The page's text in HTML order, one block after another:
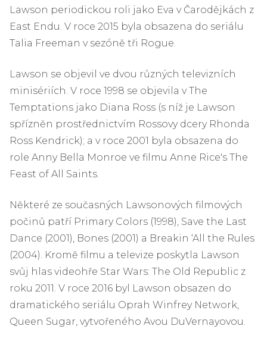
Lawson periodickou roli jako Eva v Čarodějkách z
East Endu. V roce 2015 byla obsazena do seriálu
Talia Freeman v sezóně tři Rogue.
Lawson se objevil ve dvou různých televizních
minisériích. V roce 1998 se objevila v The
Temptations jako Diana Ross (s níž je Lawson
spřízněn prostřednictvím Rossovy dcery Rhonda
Ross Kendrick); a v roce 2001 byla obsazena do
role Anny Bella Monroe ve filmu Anne Rice's The
Feast of All Saints.
Některé ze současných Lawsonových filmových
počinů patří Primary Colors (1998), Save the Last
Dance (2001), Bones (2001) a Breakin ‘All the Rules
(2004). Kromě filmu a televize poskytla Lawson
svůj hlas videohře Star Wars: The Old Republic z
roku 2011. V roce 2016 byl Lawson obsazen do
dramatického seriálu Oprah Winfrey Network,
Queen Sugar, vytvořeného Avou DuVernayovou.